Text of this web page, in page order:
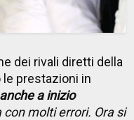
dei rivali diretti della
prestazioni in
a inizio
con molti errori. Ora si